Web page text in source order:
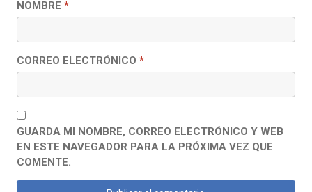
NOMBRE *
CORREO ELECTRÓNICO *
GUARDA MI NOMBRE, CORREO ELECTRÓNICO Y WEB
EN ESTE NAVEGADOR PARA LA PRÓXIMA VEZ QUE
COMENTE.